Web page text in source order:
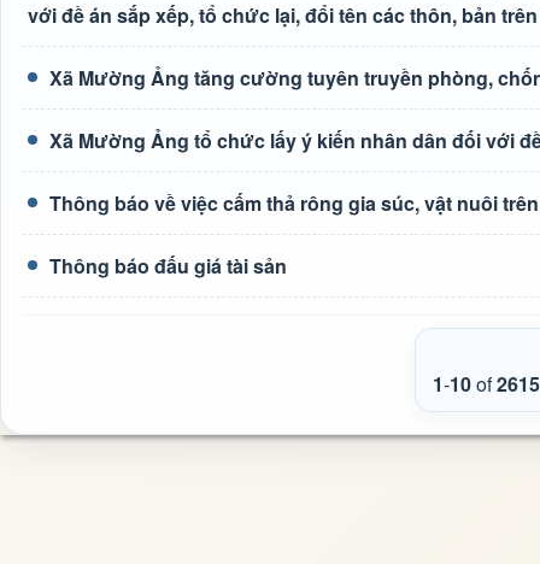
với đề án sắp xếp, tổ chức lại, đổi tên các thôn, bản
Xã Mường Ảng tăng cường tuyên truyền phòng,
Xã Mường Ảng tổ chức lấy ý kiến nhân dân đối với
Thông báo về việc cấm thả rông gia súc, vật nuôi
Thông báo đấu giá tài sản
1-10of2615